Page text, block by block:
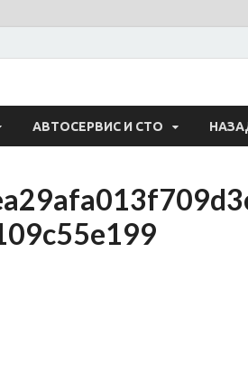
АВТОСЕРВИС И СТО